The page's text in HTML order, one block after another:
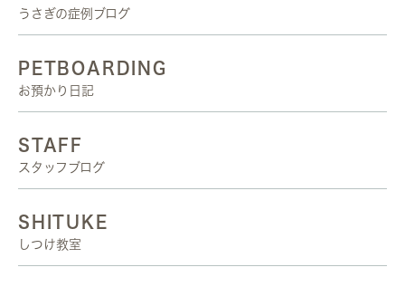
うさぎの症例ブログ
PETBOARDING
お預かり日記
STAFF
スタッフブログ
SHITUKE
しつけ教室